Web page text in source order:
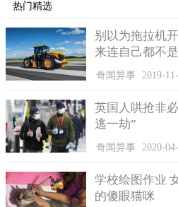
热门精选
别以为拖拉机
来连自己都不
奇闻异事 2019-
英国人哄抢非
逃一劫”
奇闻异事 2020-
学校绘图作业
的傻眼猫咪